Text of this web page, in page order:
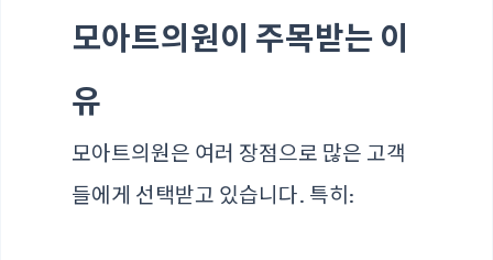
모아트의원이 주목받는 이
유
모아트의원은 여러 장점으로 많은 고객
들에게 선택받고 있습니다. 특히: